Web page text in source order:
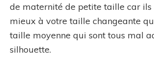
de maternité de petite taille car ils
mieux à votre taille changeante
taille moyenne qui sont tous mal
silhouette.